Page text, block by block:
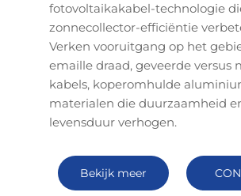
fotovoltaikakabel-technologie
zonnecollector-efficiëntie
Verken vooruitgang op het
emaille draad, geveerde versus
kabels, koperomhulde
materialen die duurzaamheid
levensduur verhogen.
Bekijk meer